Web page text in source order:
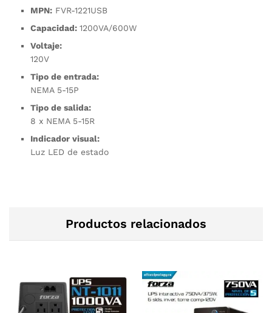
MPN: FVR-1221USB
Capacidad: 1200VA/600W
Voltaje:
120V
Tipo de entrada:
NEMA 5-15P
Tipo de salida:
8 x NEMA 5-15R
Indicador visual:
Luz LED de estado
Productos relacionados